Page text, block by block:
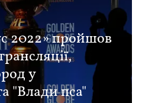
2022» пройшов
у
"Влади пса"